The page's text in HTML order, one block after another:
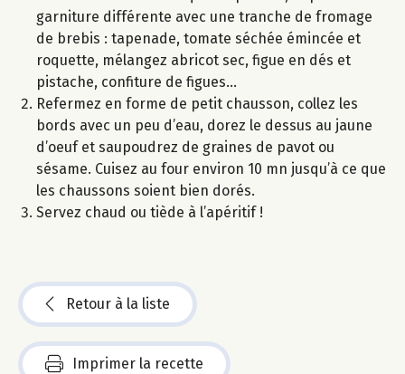
garniture différente avec une tranche de fromage
de brebis : tapenade, tomate séchée émincée et
roquette, mélangez abricot sec, figue en dés et
pistache, confiture de figues…
Refermez en forme de petit chausson, collez les
bords avec un peu d’eau, dorez le dessus au jaune
d’oeuf et saupoudrez de graines de pavot ou
sésame. Cuisez au four environ 10 mn jusqu’à ce que
les chaussons soient bien dorés.
Servez chaud ou tiède à l’apéritif !
Retour à la liste
Imprimer la recette